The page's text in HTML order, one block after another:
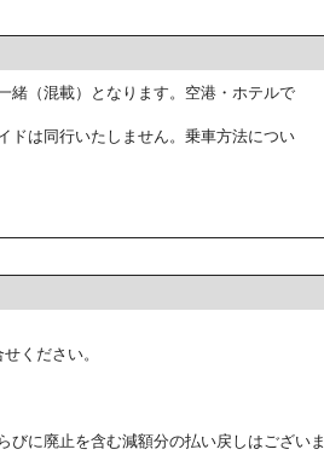
緒（混載）となります。空港・ホテルで
ドは同行いたしません。乗車方法につい
ください。
びに廃止を含む減額分の払い戻しはございま